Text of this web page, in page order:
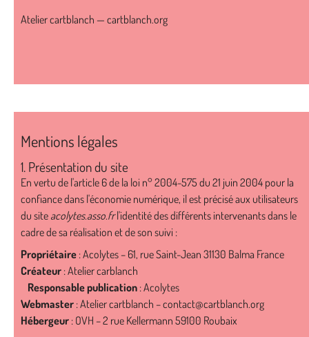
Atelier cartblanch — cartblanch.org
Mentions légales
1. Présentation du site
En vertu de l'article 6 de la loi n° 2004-575 du 21 juin 2004 pour la
confiance dans l'économie numérique, il est précisé aux utilisateurs
du site acolytes.asso.frl'identité des différents intervenants dans le
cadre de sa réalisation et de son suivi :
Propriétaire : Acolytes – 61, rue Saint-Jean 31130 Balma France
Créateur :Atelier carblanch
Responsable publication : Acolytes
Webmaster : Atelier cartblanch –contact@cartblanch.org
Hébergeur : OVH – 2 rue Kellermann 59100 Roubaix